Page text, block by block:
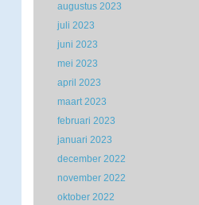
augustus 2023
juli 2023
juni 2023
mei 2023
april 2023
maart 2023
februari 2023
januari 2023
december 2022
november 2022
oktober 2022